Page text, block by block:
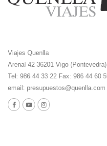
Viajes Quenlla
Arenal 42 36201 Vigo (Pontevedra)
Tel: 986 44 33 22 Fax: 986 44 60
email: presupuestos@quenlla.com